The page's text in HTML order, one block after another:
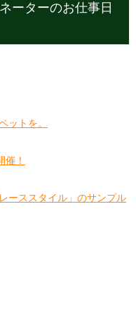
ーターのお仕事日
ットを。
！
ーススタイル」のサンプル